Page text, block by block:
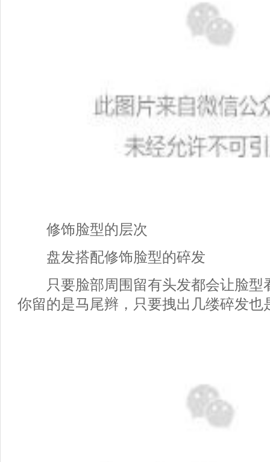
修饰脸型的层次
盘发搭配修饰脸型的碎发
只要脸部周围留有头发都会让脸型
你留的是马尾辫，只要拽出几缕碎发也